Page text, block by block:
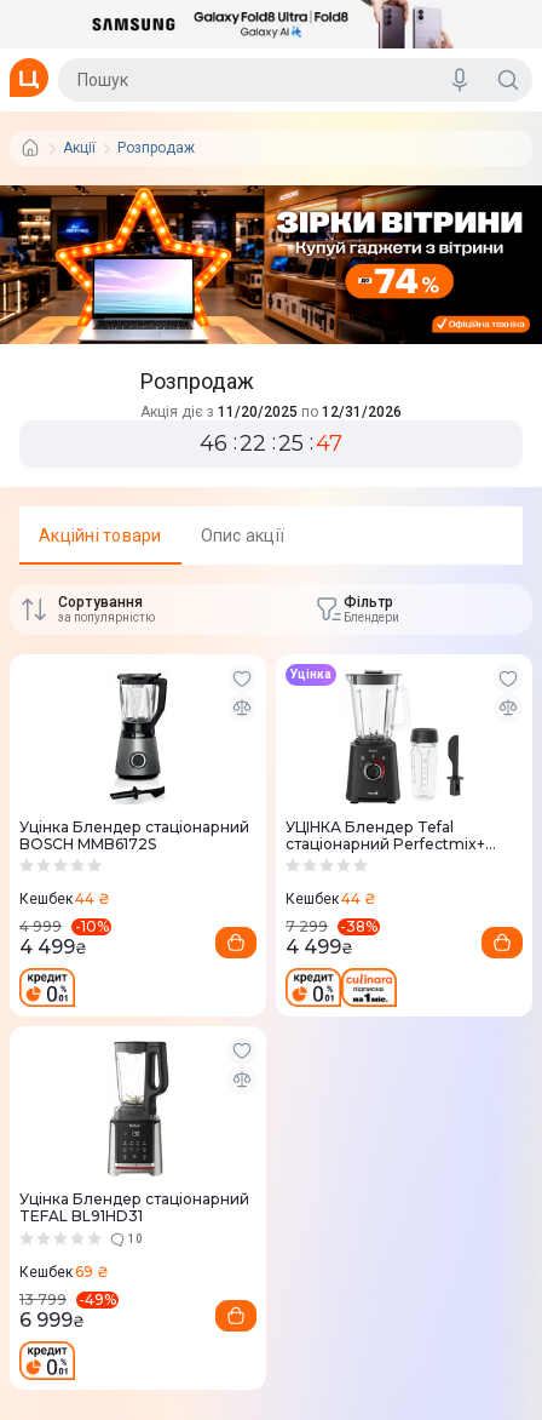
Акції Розпродаж
Розпродаж
Акція діє з 11/20/2025 по 12/31/2026
46 22 25 46
Акцiйнi товари Опис акції
Сортування
за популярністю
Фільтр
Блендери
Уцінка Блендер стаціонарний
BOSCH MMB6172S
Кешбек44 ₴
4 999
-10%
4 499₴
УЦІНКА Блендер Tefal
стаціонарний Perfectmix+
BL87G831
Уцінка
Кешбек44 ₴
7 299
-38%
4 499₴
Уцінка Блендер стаціонарний
TEFAL BL91HD31
10
Кешбек69 ₴
13 799
-49%
6 999₴